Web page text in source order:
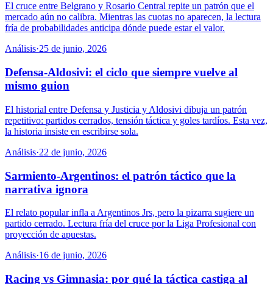
El cruce entre Belgrano y Rosario Central repite un patrón que el
mercado aún no calibra. Mientras las cuotas no aparecen, la lectura
fría de probabilidades anticipa dónde puede estar el valor.
Análisis·25 de junio, 2026
Defensa-Aldosivi: el ciclo que siempre vuelve al
mismo guion
El historial entre Defensa y Justicia y Aldosivi dibuja un patrón
repetitivo: partidos cerrados, tensión táctica y goles tardíos. Esta vez,
la historia insiste en escribirse sola.
Análisis·22 de junio, 2026
Sarmiento-Argentinos: el patrón táctico que la
narrativa ignora
El relato popular infla a Argentinos Jrs, pero la pizarra sugiere un
partido cerrado. Lectura fría del cruce por la Liga Profesional con
proyección de apuestas.
Análisis·16 de junio, 2026
Racing vs Gimnasia: por qué la táctica castiga al